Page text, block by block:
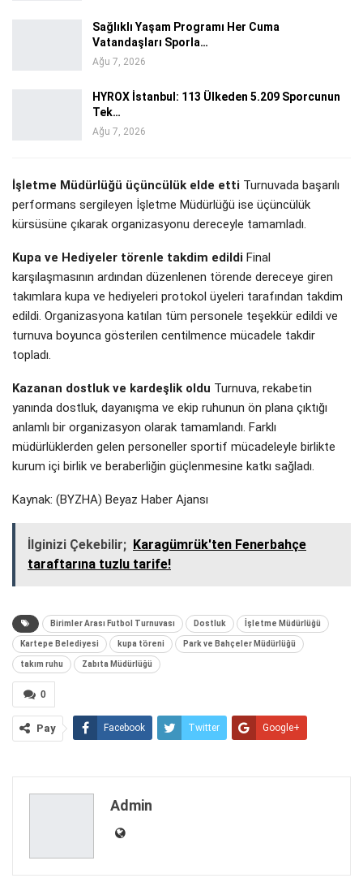
Sağlıklı Yaşam Programı Her Cuma
Vatandaşları Sporla…
Ağu 7, 2026
HYROX İstanbul: 113 Ülkeden 5.209 Sporcunun
Tek…
Ağu 7, 2026
İşletme Müdürlüğü üçüncülük elde etti Turnuvada başarılı
performans sergileyen İşletme Müdürlüğü ise üçüncülük
kürsüsüne çıkarak organizasyonu dereceyle tamamladı.
Kupa ve Hediyeler törenle takdim edildi Final
karşılaşmasının ardından düzenlenen törende dereceye giren
takımlara kupa ve hediyeleri protokol üyeleri tarafından takdim
edildi. Organizasyona katılan tüm personele teşekkür edildi ve
turnuva boyunca gösterilen centilmence mücadele takdir
topladı.
Kazanan dostluk ve kardeşlik oldu Turnuva, rekabetin
yanında dostluk, dayanışma ve ekip ruhunun ön plana çıktığı
anlamlı bir organizasyon olarak tamamlandı. Farklı
müdürlüklerden gelen personeller sportif mücadeleyle birlikte
kurum içi birlik ve beraberliğin güçlenmesine katkı sağladı.
Kaynak: (BYZHA) Beyaz Haber Ajansı
İlginizi Çekebilir; Karagümrük'ten Fenerbahçe
taraftarına tuzlu tarife!
Birimler Arası Futbol Turnuvası Dostluk İşletme Müdürlüğü
Kartepe Belediyesi kupa töreni Park ve Bahçeler Müdürlüğü
takım ruhu Zabıta Müdürlüğü
0
Pay Facebook Twitter Google+
Admin